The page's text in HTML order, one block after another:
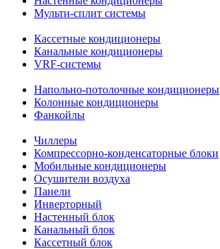
Мульти-сплит системы
Кассетные кондиционеры
Канальные кондиционеры
VRF-системы
Напольно-потолочные кондиционеры
Колонные кондиционеры
Фанкойлы
Чиллеры
Компрессорно-конденсаторные блоки
Мобильные кондиционеры
Осушители воздуха
Панели
Инверторный
Настенный блок
Канальный блок
Кассетный блок